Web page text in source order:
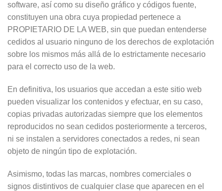
software, así como su diseño gráfico y códigos fuente,
constituyen una obra cuya propiedad pertenece a
PROPIETARIO DE LA WEB, sin que puedan entenderse
cedidos al usuario ninguno de los derechos de explotación
sobre los mismos más allá de lo estrictamente necesario
para el correcto uso de la web.
En definitiva, los usuarios que accedan a este sitio web
pueden visualizar los contenidos y efectuar, en su caso,
copias privadas autorizadas siempre que los elementos
reproducidos no sean cedidos posteriormente a terceros,
ni se instalen a servidores conectados a redes, ni sean
objeto de ningún tipo de explotación.
Asimismo, todas las marcas, nombres comerciales o
signos distintivos de cualquier clase que aparecen en el